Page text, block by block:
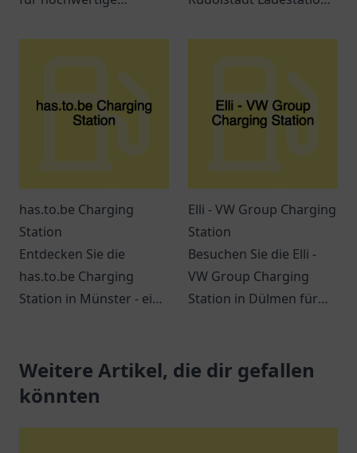
erstklassigen Service.
Elektromobilität und
Rudolstadt.
has.to.be Charging
Station
Entdecken Sie die
has.to.be Charging
Station in Münster - ein
Autofahrer mit
großartigen
Elli - VW Group Charging
Station
Besuchen Sie die Elli -
VW Group Charging
Station in Dülmen für
Elektrofahrzeuge.
Weitere Artikel, die dir gefallen
könnten